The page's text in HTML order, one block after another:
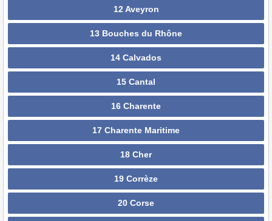
12 Aveyron
13 Bouches du Rhône
14 Calvados
15 Cantal
16 Charente
17 Charente Maritime
18 Cher
19 Corrèze
20 Corse